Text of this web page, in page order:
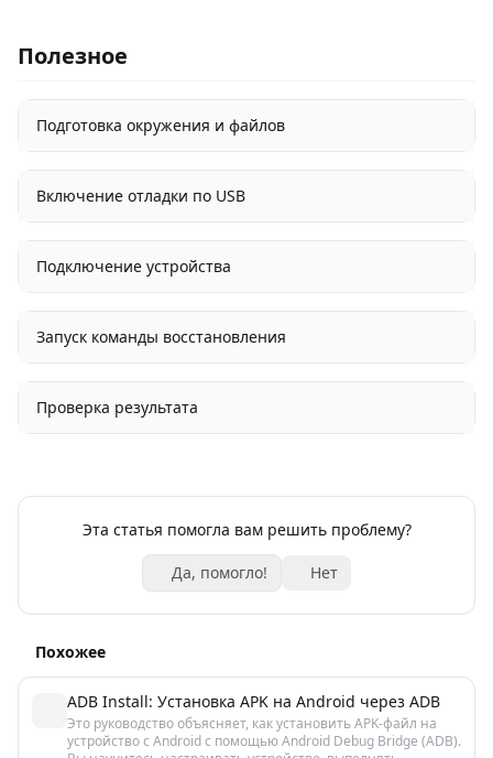
Полезное
Подготовка окружения и файлов
Включение отладки по USB
Подключение устройства
Запуск команды восстановления
Проверка результата
Эта статья помогла вам решить проблему?
Да, помогло! Нет
Похожее
ADB Install: Установка APK на Android через ADB
Это руководство объясняет, как установить APK-файл на
устройство с Android с помощью Android Debug Bridge (ADB).